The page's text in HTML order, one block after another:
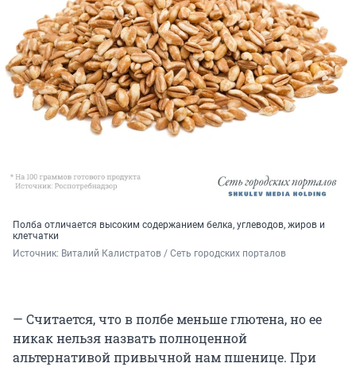
Полба отличается высоким содержанием белка, углеводов, жиров и
клетчатки
Источник: Виталий Калистратов / Сеть городских порталов
— Считается, что в полбе меньше глютена, но ее
никак нельзя назвать полноценной
альтернативой привычной нам пшенице. При